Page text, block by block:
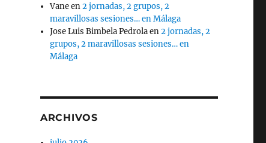
Vaneen2 jornadas, 2 grupos, 2
maravillosas sesiones… en Málaga
Jose Luis Bimbela Pedrolaen2 jornadas, 2
grupos, 2 maravillosas sesiones… en
Málaga
ARCHIVOS